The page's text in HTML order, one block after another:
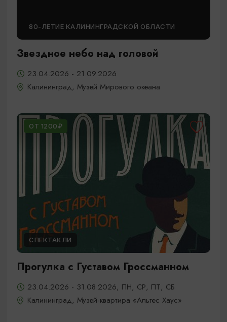
80-ЛЕТИЕ КАЛИНИНГРАДСКОЙ ОБЛАСТИ
Звездное небо над головой
23.04.2026 - 21.09.2026
Калининград, Музей Мирового океана
ОТ 1200₽
СПЕКТАКЛИ
Прогулка с Густавом Гроссманном
23.04.2026 - 31.08.2026, ПН, СР, ПТ, СБ
Калининград, Музей-квартира «Альтес Хаус»